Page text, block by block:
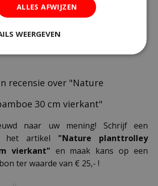
recensie over "Nature
30 cm vierkant"
naar uw mening! Schrijf een
het artikel "Nature planttrolley
vierkant" en maak kans op een
ter waarde van € 25,- !
ALLES AFWIJZEN
WEERGEVEN